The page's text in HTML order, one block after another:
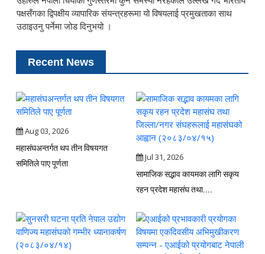
पक्षसँगका द्विपक्षीय व्यापारिक संयन्त्रहरूमा यो विषयलाई प्रमुखताका साथ
उठाइउनु पर्नेमा जोड दिनुभयो ।
Recent News
Aug 03, 2026
महासंघअन्तर्गत थप तीन विषयगत
समितिले पाए पूर्णता
Jul 31, 2026
सामाजिक सद्भाव कायमका लागि सकृय
रहन प्रदेश महासंघ तथा....